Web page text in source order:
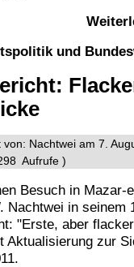
und
von: Nachtwei am 7.
Aufrufe )
Besuch in Mazar-
Nachtwei in seinem
"Erste, aber
Aktualisierung zur